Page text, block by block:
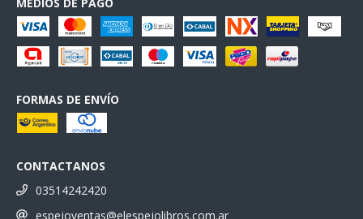
MEDIOS DE PAGO
FORMAS DE ENVÍO
CONTACTANOS
03514242420
espejoventas@elespejolibros.com.ar